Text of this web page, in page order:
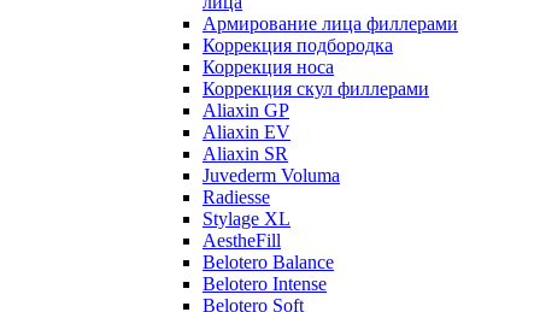
Армирование лица филлерами
Коррекция подбородка
Коррекция носа
Коррекция скул филлерами
Aliaxin GP
Aliaxin EV
Aliaxin SR
Juvederm Voluma
Radiesse
Stylage XL
AestheFill
Belotero Balance
Belotero Intense
Belotero Soft